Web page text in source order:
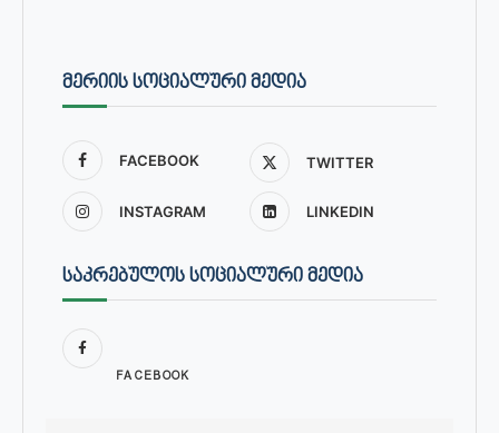
ᲛᲔᲠᲘᲘᲡ ᲡᲝᲪᲘᲐᲚᲣᲠᲘ ᲛᲔᲓᲘᲐ
FACEBOOK TWITTER
INSTAGRAM LINKEDIN
ᲡᲐᲙᲠᲔᲑᲣᲚᲝᲡ ᲡᲝᲪᲘᲐᲚᲣᲠᲘ ᲛᲔᲓᲘᲐ
FACEBOOK